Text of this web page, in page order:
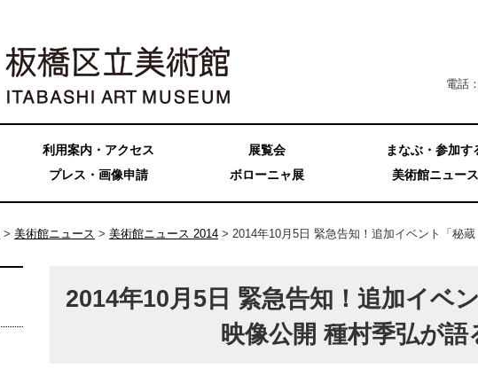
電話
利用案内・アクセス 展覧会 まなぶ・参加す
プレス・画像申請 ボローニャ展 美術館ニュース
> 美術館ニュース > 美術館ニュース 2014 > 2014年10月5日 緊急告知！追加イベント「秘
2014年10月5日 緊急告知！追加イベ
映像公開 種村季弘が語